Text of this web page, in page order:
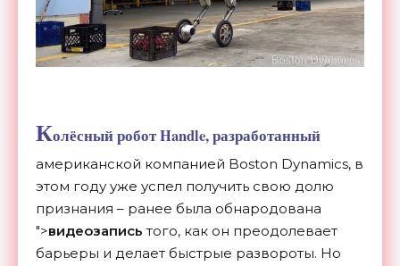
Колёсный робот Handle, разработанный
американской компанией Boston Dynamics, в
этом году уже успел получить свою долю
признания – ранее была обнародована
">видеозапись того, как он преодолевает
барьеры и делает быстрые развороты. Но